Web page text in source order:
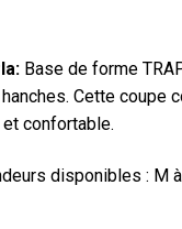
Base de forme
Cette coupe
confortable.
disponibles : M